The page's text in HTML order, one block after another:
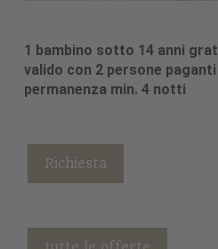
1 bambino sotto 14 anni
valido con 2 persone
permanenza min. 4 notti
Richiesta